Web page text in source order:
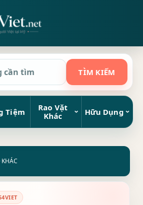
Tiệm
Rao Vặt
Khác
Hữu Dụng